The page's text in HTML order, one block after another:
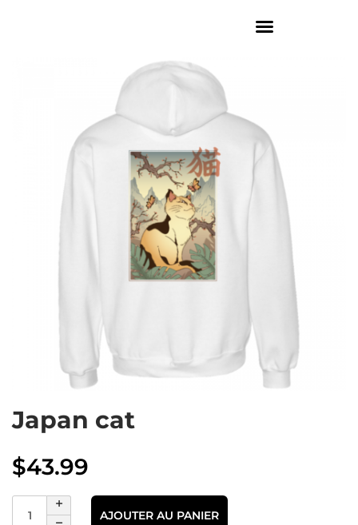
Japan cat
$43.99
AJOUTER AU PANIER